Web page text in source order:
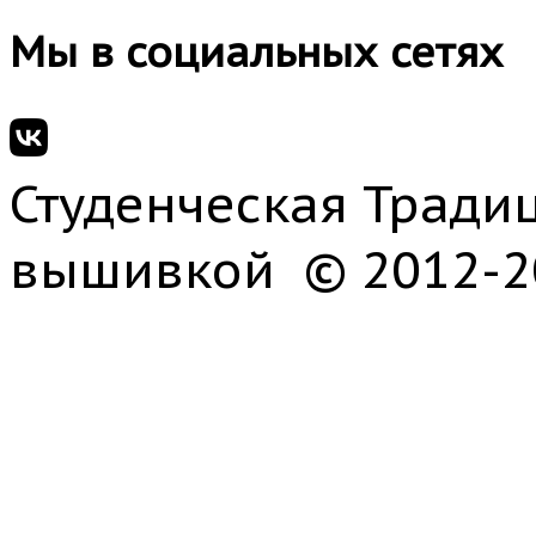
Мы в социальных сетях
Студенческая
вышивкой © 2012-